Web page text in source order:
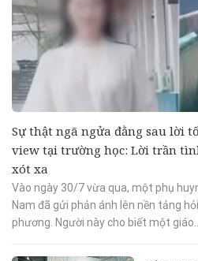
Sự thật ngã ngửa đằng sau lời
view tại trường học: Lời trần
xót xa
Vào ngày 30/7 vừa qua, một phụ
Nam đã gửi phản ánh lên nền tảng
phương. Người này cho biết một giáo...